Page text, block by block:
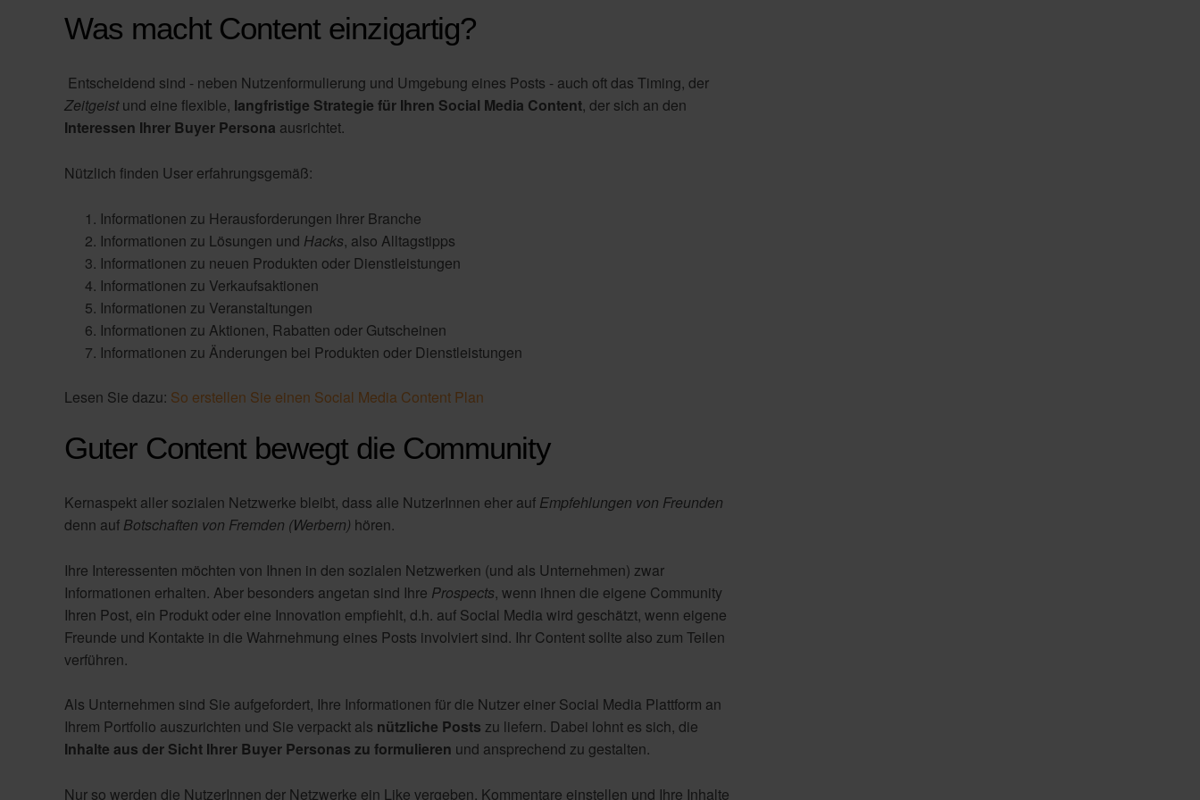
Was macht Content einzigartig?
Entscheidend sind - neben Nutzenformulierung und Umgebung eines Posts - auch oft das Timing, der
Zeitgeistund eine flexible, langfristige Strategie für Ihren Social Media Content, der sich an den
Interessen Ihrer Buyer Persona ausrichtet.
Nützlich finden User erfahrungsgemäß:
Informationen zu Herausforderungen ihrer Branche
Informationen zu Lösungen und Hacks, also Alltagstipps
Informationen zu neuen Produkten oder Dienstleistungen
Informationen zu Verkaufsaktionen
Informationen zu Veranstaltungen
Informationen zu Aktionen, Rabatten oder Gutscheinen
Informationen zu Änderungen bei Produkten oder Dienstleistungen
Lesen Sie dazu: So erstellen Sie einen Social Media Content Plan
Guter Content bewegt die Community
Kernaspekt aller sozialen Netzwerke bleibt, dass alle NutzerInnen eher auf Empfehlungen von Freunden
denn auf Botschaften von Fremden (Werbern) hören.
Ihre Interessenten möchten von Ihnen in den sozialen Netzwerken (und als Unternehmen) zwar
Informationen erhalten. Aber besonders angetan sind Ihre Prospects, wenn ihnen die eigene Community
Ihren Post, ein Produkt oder eine Innovation empfiehlt, d.h. auf Social Media wird geschätzt, wenn eigene
Freunde und Kontakte in die Wahrnehmung eines Posts involviert sind. Ihr Content sollte also zum Teilen
verführen.
Als Unternehmen sind Sie aufgefordert, Ihre Informationen für die Nutzer einer Social Media Plattform an
Ihrem Portfolio auszurichten und Sie verpackt als nützliche Posts zu liefern. Dabei lohnt es sich, die
Inhalte aus der Sicht Ihrer Buyer Personas zu formulieren und ansprechend zu gestalten.
Nur so werden die NutzerInnen der Netzwerke ein Like vergeben, Kommentare einstellen und Ihre Inhalte